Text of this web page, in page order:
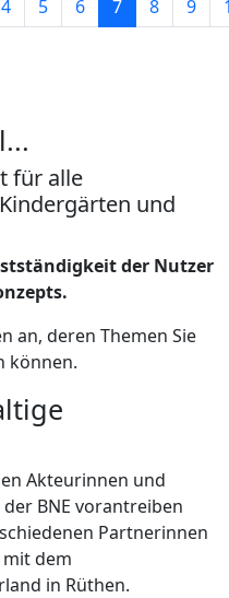
4 5 6 7 8 9
für alle
und
der Nutzer
an, deren Themen Sie
können.
Akteurinnen und
BNE vorantreiben
Partnerinnen
dem
in Rüthen.